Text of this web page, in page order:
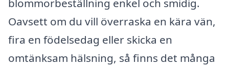
blommorbeställning enkel och smidig.
Oavsett om du vill överraska en kära vän,
fira en födelsedag eller skicka en
omtänksam hälsning, så finns det många